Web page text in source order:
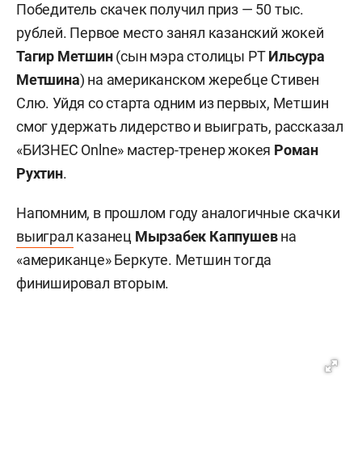
Победитель скачек получил приз — 50 тыс.
рублей. Первое место занял казанский жокей
Тагир Метшин(сын мэра столицы РТИльсура
Метшина) на американском жеребце Стивен
Слю. Уйдя со старта одним из первых, Метшин
смог удержать лидерство и выиграть, рассказал
«БИЗНЕС Onlne» мастер-тренер жокея Роман
Рухтин.
Напомним, в прошлом году аналогичные скачки
выиграл казанец Мырзабек Каппушевна
«американце» Беркуте. Метшин тогда
финишировал вторым.